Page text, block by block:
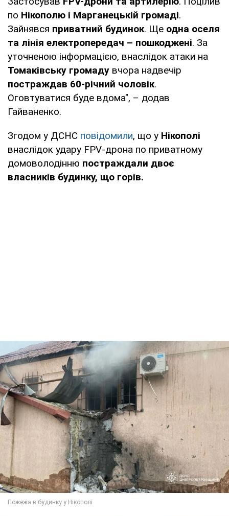
по Нікополю і Марганецькій громаді.
Зайнявся приватний будинок. Ще одна оселя
та лінія електропередач – пошкоджені. За
уточненою інформацією, внаслідок атаки на
Томаківську громаду вчора надвечір
постраждав 60-річний чоловік.
Оговтуватися буде вдома", – додав
Гайваненко.
Згодом у ДСНС повідомили, що у Нікополі
внаслідок удару FPV-дрона по приватному
домоволодінню постраждали двоє
власників будинку, що горів.